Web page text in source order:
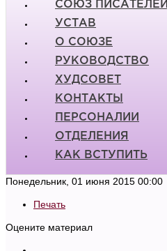
СОЮЗ ПИСАТЕЛЕЙ
УСТАВ
О СОЮЗЕ
РУКОВОДСТВО
ХУДСОВЕТ
КОНТАКТЫ
ПЕРСОНАЛИИ
ОТДЕЛЕНИЯ
КАК ВСТУПИТЬ
Понедельник, 01 июня 2015 00:00
Печать
Оцените материал